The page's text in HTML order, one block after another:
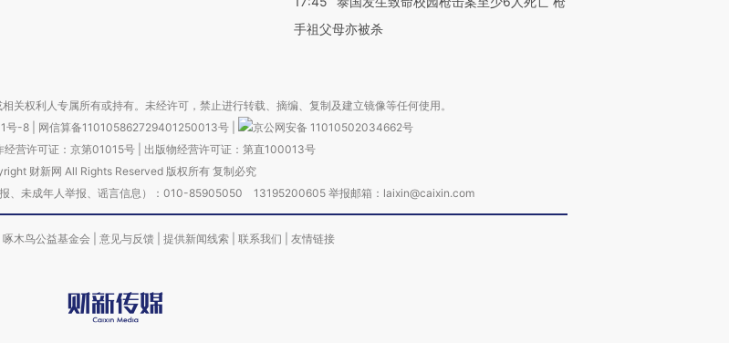
手祖父母亦被杀
关权利人专属所有或持有。未经许可，禁止进行转载、摘编、复制及建立镜像等任何使用。
号-8 网信算备110105862729401250013号
京公网安备 11010502034662号
经营许可证：京第01015号| 出版物经营许可证：第直100013号
财新网 All Rights Reserved 版权所有 复制必究
、未成年人举报、谣言信息）：010-85905050 13195200605 举报邮箱：laixin@caixin.com
啄木鸟公益基金会 意见与反馈 提供新闻线索 联系我们 友情链接